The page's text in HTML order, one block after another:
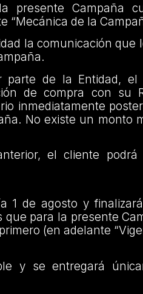
presente Campaña
“Mecánica de la
la comunicación que
parte de la Entidad, el
de compra con su
inmediatamente
No existe un monto
el cliente podrá
1 de agosto y
para la presente
(en adelante
y se entregará